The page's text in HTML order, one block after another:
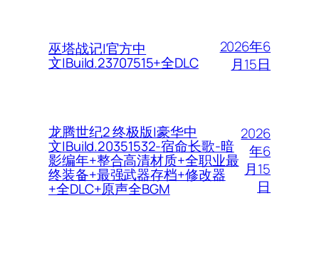
巫塔战记|官方中
文|Build.23707515+全DLC
2026年6
月15日
龙腾世纪2 终极版|豪华中
文|Build.20351532-宿命长歌-暗
影编年+整合高清材质+全职业最
终装备+最强武器存档+修改器
+全DLC+原声全BGM
2026
年6
月15
日